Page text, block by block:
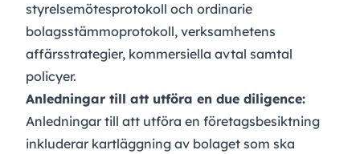
styrelsemötesprotokoll och ordinarie
bolagsstämmoprotokoll, verksamhetens
affärsstrategier, kommersiella avtal samtal
policyer.
Anledningar till att utföra en due diligence:
Anledningar till att utföra en företagsbesiktning
inkluderar kartläggning av bolaget som ska